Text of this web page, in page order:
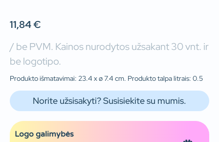
11,84€
/ be PVM. Kainos nurodytos užsakant 30 vnt. ir
be logotipo.
Produkto išmatavimai: 23.4 x ø 7.4 cm. Produkto talpa litrais: 0.5
Norite užsisakyti? Susisiekite su mumis.
Logo galimybės